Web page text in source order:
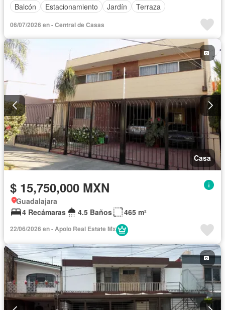
Balcón
Estacionamiento Jardín Terraza
06/07/2026 en - Central de Casas
Casa
$ 15,750,000 MXN
Guadalajara
4 Recámaras
4.5 Baños 465 m²
22/06/2026 en - Apolo Real Estate Mx